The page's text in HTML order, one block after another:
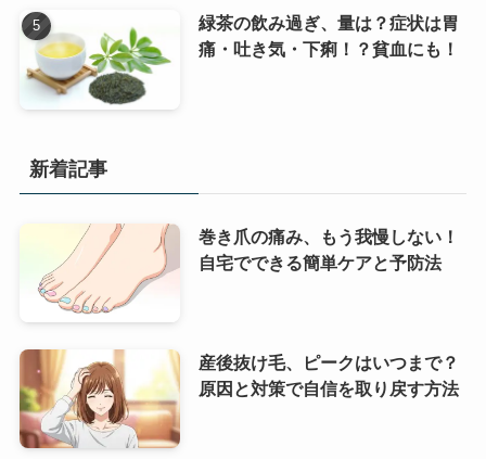
緑茶の飲み過ぎ、量は？症状は胃
痛・吐き気・下痢！？貧血にも！
新着記事
巻き爪の痛み、もう我慢しない！
自宅でできる簡単ケアと予防法
産後抜け毛、ピークはいつまで？
原因と対策で自信を取り戻す方法